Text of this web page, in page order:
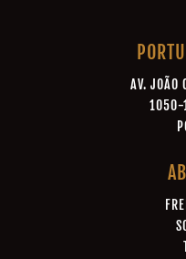
AV. JOÃO
1050-